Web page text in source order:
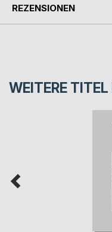
REZENSIONEN
WEITERE TITEL